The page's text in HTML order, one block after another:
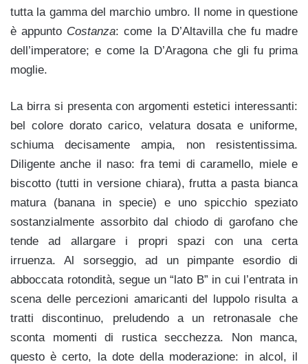
tutta la gamma del marchio umbro. Il nome in questione
è appunto Costanza: come la D’Altavilla che fu madre
dell’imperatore; e come la D’Aragona che gli fu prima
moglie.
La birra si presenta con argomenti estetici interessanti:
bel colore dorato carico, velatura dosata e uniforme,
schiuma decisamente ampia, non resistentissima.
Diligente anche il naso: fra temi di caramello, miele e
biscotto (tutti in versione chiara), frutta a pasta bianca
matura (banana in specie) e uno spicchio speziato
sostanzialmente assorbito dal chiodo di garofano che
tende ad allargare i propri spazi con una certa
irruenza. Al sorseggio, ad un pimpante esordio di
abboccata rotondità, segue un “lato B” in cui l’entrata in
scena delle percezioni amaricanti del luppolo risulta a
tratti discontinuo, preludendo a un retronasale che
sconta momenti di rustica secchezza. Non manca,
questo è certo, la dote della moderazione: in alcol, il